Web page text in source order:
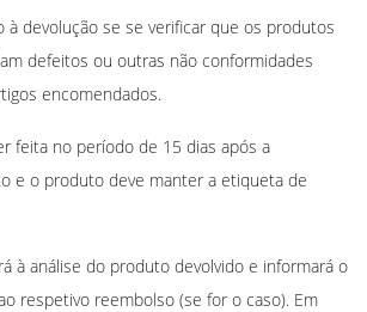
E SACOS
devolução se se verificar que os produtos
defeitos ou outras não conformidades
encomendados.
feita no período de 15 dias após a
e o produto deve manter a etiqueta de
à análise do produto devolvido e informará o
respetivo reembolso (se for o caso). Em